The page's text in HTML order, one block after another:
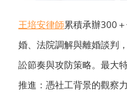
王培安律師累積承辦300
婚、法院調解與離婚談判
訟節奏與攻防策略。最大
推進：憑社工背景的觀察